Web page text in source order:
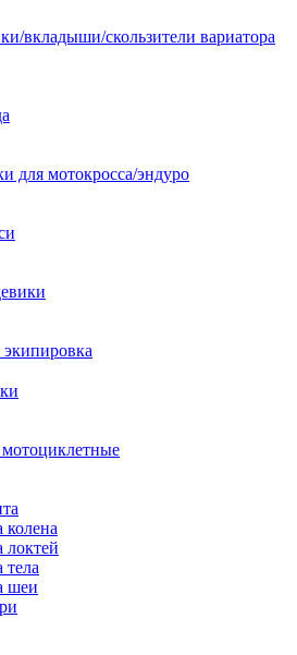
вкладыши/скользители вариатора
для мотокросса/эндуро
колена
локтей
тела
шеи